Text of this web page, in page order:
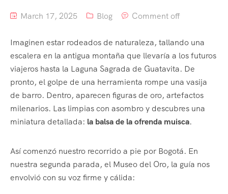
March 17, 2025 Blog Comment off
Imaginen estar rodeados de naturaleza, tallando una
escalera en la antigua montaña que llevaría a los futuros
viajeros hasta la Laguna Sagrada de Guatavita. De
pronto, el golpe de una herramienta rompe una vasija
de barro. Dentro, aparecen figuras de oro, artefactos
milenarios. Las limpias con asombro y descubres una
miniatura detallada: la balsa de la ofrenda muisca.
Así comenzó nuestro recorrido a pie por Bogotá. En
nuestra segunda parada, el Museo del Oro, la guía nos
envolvió con su voz firme y cálida: